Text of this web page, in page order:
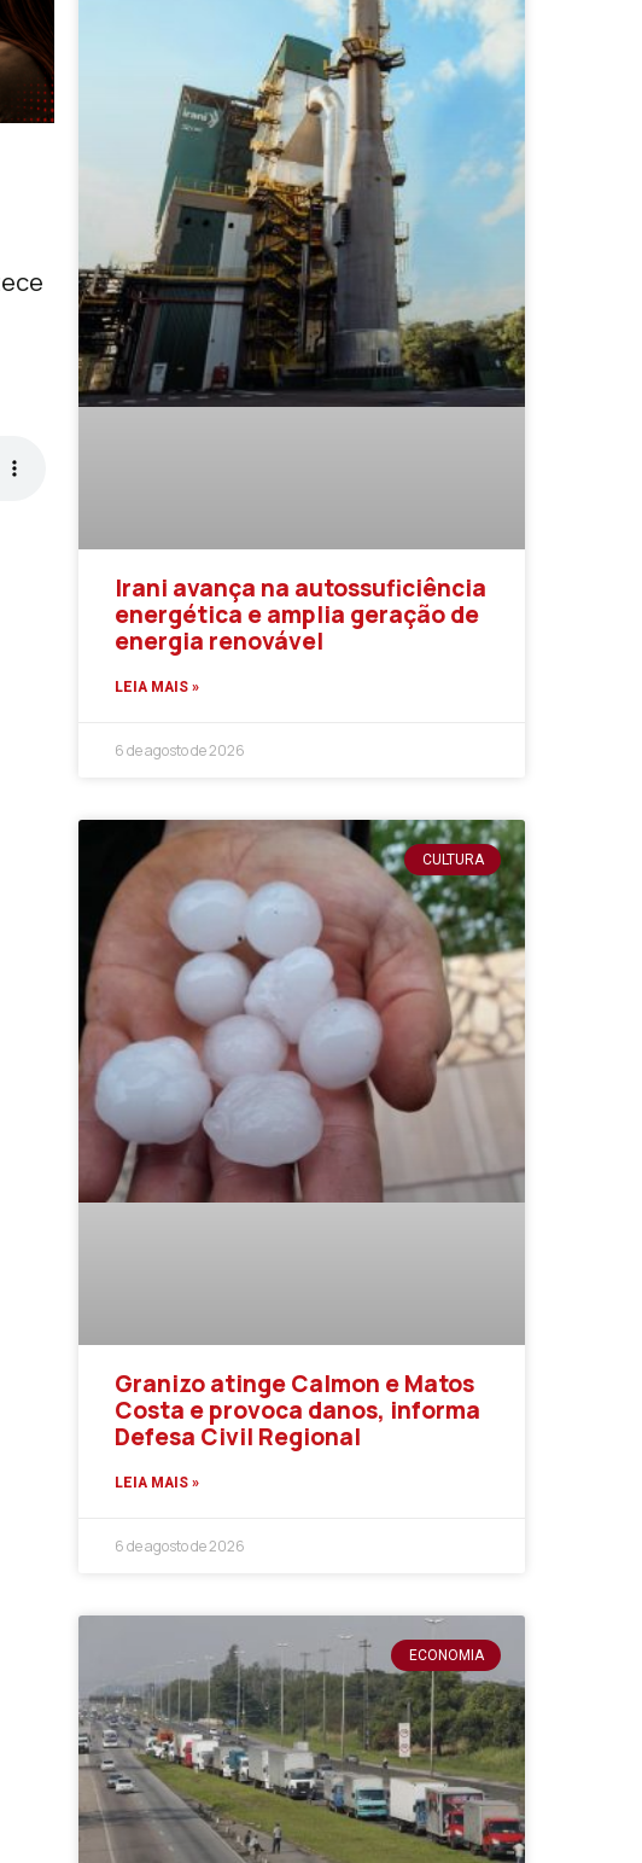
Irani avança na autossuficiência
energética e amplia geração de
energia renovável
LEIA MAIS »
6 de agosto de 2026
CULTURA
Granizo atinge Calmon e Matos
Costa e provoca danos, informa
Defesa Civil Regional
LEIA MAIS »
6 de agosto de 2026
ECONOMIA